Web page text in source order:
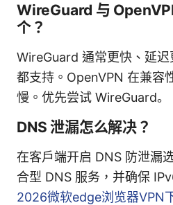
WireGuard 与
个？
WireGuard 通常更快、延
都支持。OpenVPN 在兼容
慢。优先尝试 WireGuard。
DNS 泄漏怎么解决？
在客户端开启 DNS 防泄漏
合型 DNS 服务，并确保
2026微软edge浏览器VPN